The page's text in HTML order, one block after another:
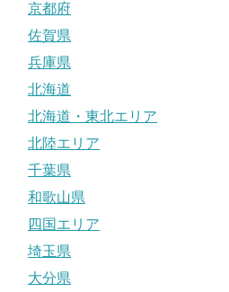
京都府
佐賀県
兵庫県
北海道
北海道・東北エリア
北陸エリア
千葉県
和歌山県
四国エリア
埼玉県
大分県